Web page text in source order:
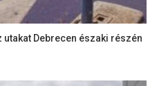
Debrecen északi részén